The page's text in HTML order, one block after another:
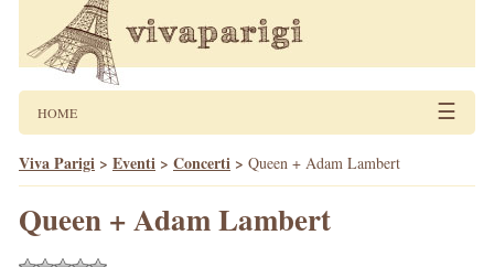
HOME ☰
Viva Parigi > Eventi > Concerti > Queen + Adam Lambert
Queen + Adam Lambert